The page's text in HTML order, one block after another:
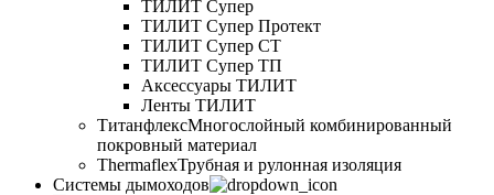
ТИЛИТ Супер
ТИЛИТ Супер Протект
ТИЛИТ Супер СТ
ТИЛИТ Супер ТП
Аксессуары ТИЛИТ
Ленты ТИЛИТ
ТитанфлексМногослойный комбинированный
покровный материал
ThermaflexТрубная и рулонная изоляция
Cистемы дымоходов